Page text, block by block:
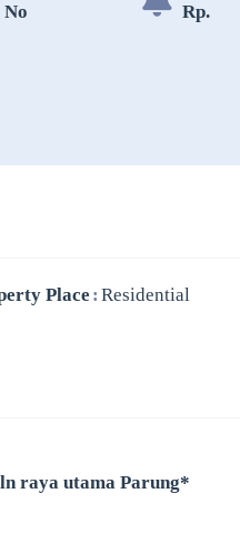
No Rp.
Place Residential
raya utama Parung*